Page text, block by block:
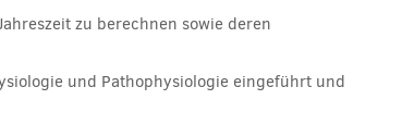
zu berechnen sowie deren
und Pathophysiologie eingeführt und